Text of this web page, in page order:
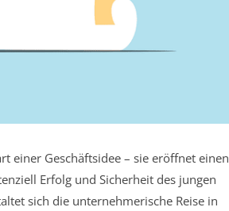
einer Geschäftsidee – sie eröffnet einen
Erfolg und Sicherheit des jungen
sich die unternehmerische Reise in